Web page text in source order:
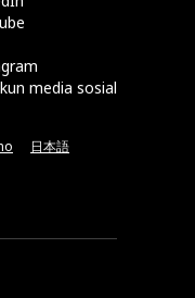
media sosial
日本語